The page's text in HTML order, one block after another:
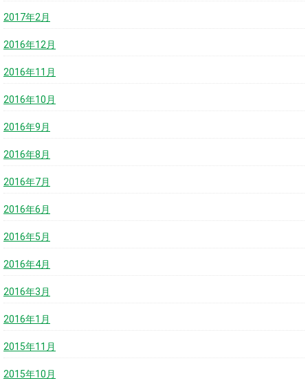
2017年2月
2016年12月
2016年11月
2016年10月
2016年9月
2016年8月
2016年7月
2016年6月
2016年5月
2016年4月
2016年3月
2016年1月
2015年11月
2015年10月